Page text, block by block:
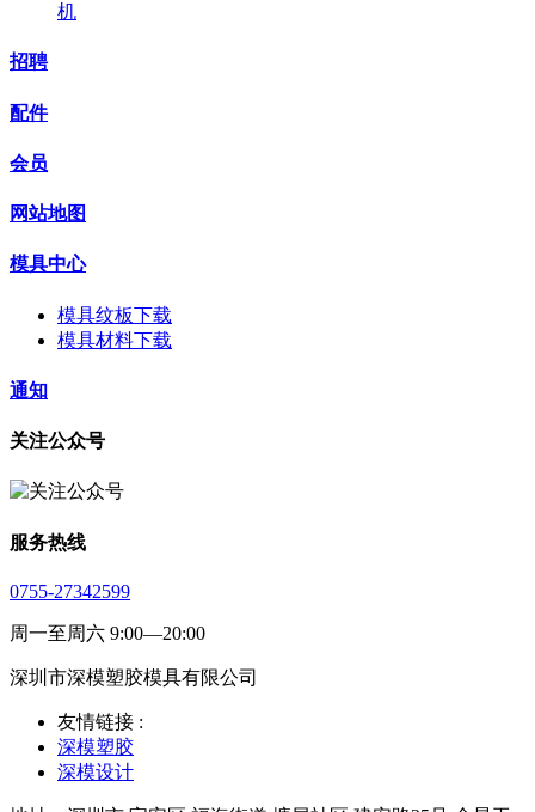
机
招聘
配件
会员
网站地图
模具中心
模具纹板下载
模具材料下载
通知
关注公众号
服务热线
0755-27342599
周一至周六 9:00—20:00
深圳市深模塑胶模具有限公司
友情链接 :
深模塑胶
深模设计